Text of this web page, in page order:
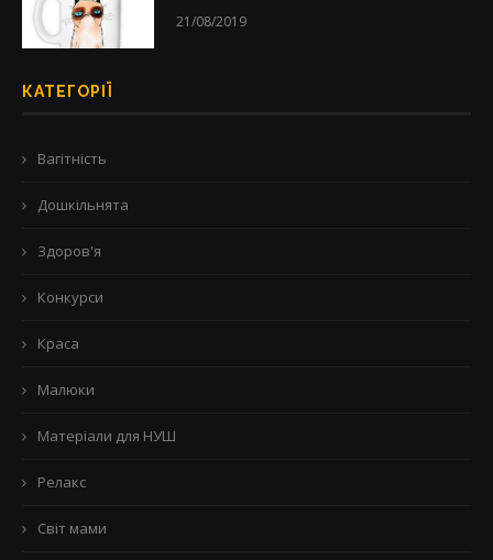
21/08/2019
КАТЕГОРІЇ
Вагітність
Дошкільнята
Здоров'я
Конкурси
Краса
Малюки
Матеріали для НУШ
Релакс
Світ мами